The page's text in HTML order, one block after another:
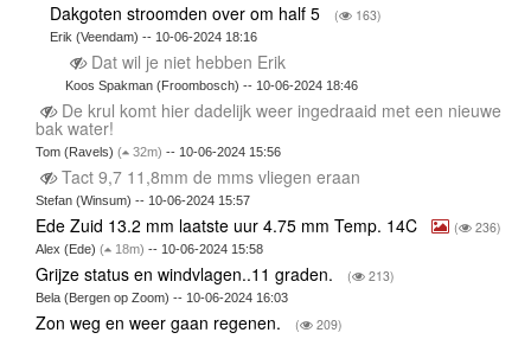
Dakgoten stroomden over om half 5 ( 163)
Erik (Veendam) -- 10-06-2024 18:16
Dat wil je niet hebben Erik
Koos Spakman (Froombosch) -- 10-06-2024 18:46
De krul komt hier dadelijk weer ingedraaid met een nieuwe
bak water!
Tom (Ravels) ( 32m) -- 10-06-2024 15:56
Tact 9,7 11,8mm de mms vliegen eraan
Stefan (Winsum) -- 10-06-2024 15:57
Ede Zuid 13.2 mm laatste uur 4.75 mm Temp. 14C ( 236)
Alex (Ede) ( 18m) -- 10-06-2024 15:58
Grijze status en windvlagen..11 graden. ( 213)
Bela (Bergen op Zoom) -- 10-06-2024 16:03
Zon weg en weer gaan regenen. ( 209)